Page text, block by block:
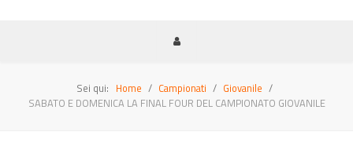
Sei qui: Home Campionati
Giovanile
SABATO E DOMENICA LA FINAL FOUR DEL CAMPIONATO GIOVANILE